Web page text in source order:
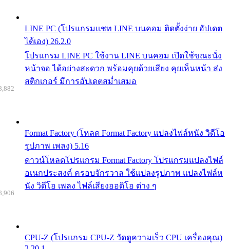
LINE PC (โปรแกรมแชท LINE บนคอม ติดตั้งง่าย อัปเดต
ได้เอง) 26.2.0
โปรแกรม LINE PC ใช้งาน LINE บนคอม เปิดใช้ขณะนั่ง
หน้าจอ ได้อย่างสะดวก พร้อมคุยด้วยเสียง คุยเห็นหน้า ส่ง
สติกเกอร์ มีการอัปเดตสม่ำเสมอ
Format Factory (โหลด Format Factory แปลงไฟล์หนัง วิดีโอ
รูปภาพ เพลง) 5.16
ดาวน์โหลดโปรแกรม Format Factory โปรแกรมแปลงไฟล์
อเนกประสงค์ ครอบจักรวาล ใช้แปลงรูปภาพ แปลงไฟล์ห
นัง วิดีโอ เพลง ไฟล์เสียงออดิโอ ต่าง ๆ
CPU-Z (โปรแกรม CPU-Z วัดดูความเร็ว CPU เครื่องคุณ)